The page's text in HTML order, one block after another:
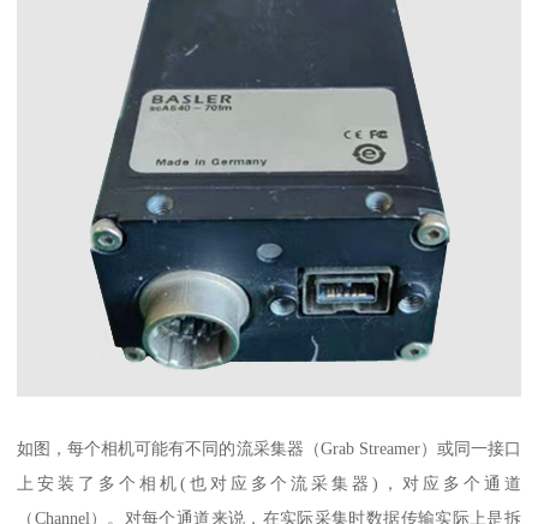
如图，每个相机可能有不同的流采集器（Grab Streamer）或同一接口
上安装了多个相机(也对应多个流采集器)，对应多个通道
（Channel）。对每个通道来说，在实际采集时数据传输实际上是拆